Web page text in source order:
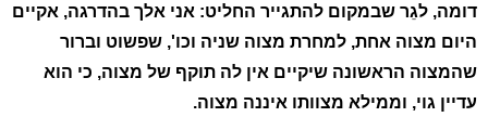
דומה, לגֵר שבמקום להתגייר החליט: אני אלך בהדרגה, אקיים
היום מצוה אחת, למחרת מצוה שניה וכו', שפשוט וברור
שהמצוה הראשונה שיקיים אין לה תוקף של מצוה, כי הוא
עדיין גוי, וממילא מצוותו איננה מצוה.